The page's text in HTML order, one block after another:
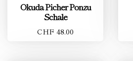
Okuda Picher Ponzu
Schale
CHF 48.00